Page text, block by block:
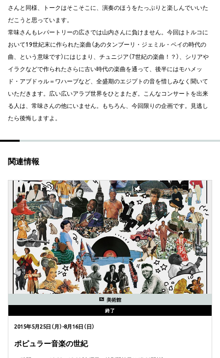
さんと同様、トークはそこそこに、演奏のほうをたっぷりと楽しんでいいた
だこうと思っています。
常味さんもレパートリーの広さでは山内さんに負けません。今回はトルコに
おいて19世紀末に作られた楽曲（あのタンブーリ・ジェミル・ベイの時代の
曲、という意味です）にはじまり、チュニジア（7世紀の楽曲！？）、シリアや
イラクなどで作られたさらに古い時代の楽曲を通って、後半にはモハメッ
ド・アブドゥル＝ワハーブなど、全盛期のエジプトの音を惜しみなく聞いて
いただきます。広い広いアラブ世界をひとまたぎ。こんなコンサートを出来
る人は、常味さんの他にいません。もちろん、今回限りの企画です。見逃し
たら後悔しますよ。
関連情報
美術館
終了
2015年5月25日（月）-8月16日（日）
ポピュラー音楽の世紀